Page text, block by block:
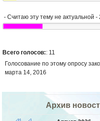
- Считаю эту тему не актуальной -
Всего голосов:: 11
Голосование по этому опросу
марта 14, 2016
Архив